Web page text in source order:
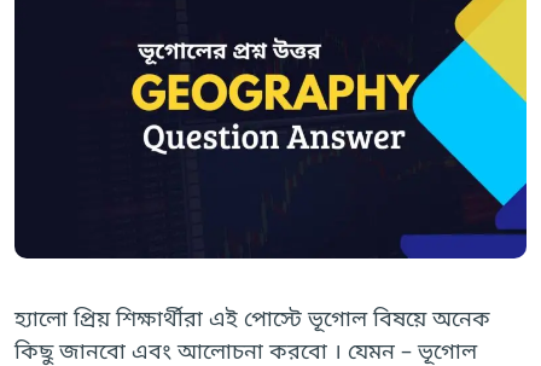
হ্যালো প্রিয় শিক্ষার্থীরা এই পোস্টে ভূগোল বিষয়ে অনেক
কিছু জানবো এবং আলোচনা করবো । যেমন – ভূগোল